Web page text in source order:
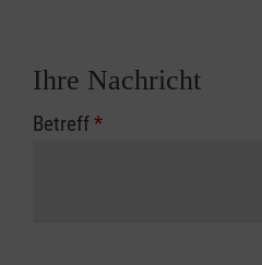
Ihre Nachricht
Betreff*